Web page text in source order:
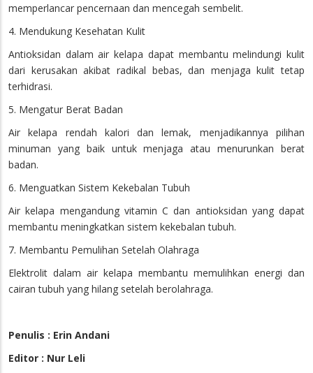
memperlancar pencernaan dan mencegah sembelit.
4. Mendukung Kesehatan Kulit
Antioksidan dalam air kelapa dapat membantu melindungi kulit
dari kerusakan akibat radikal bebas, dan menjaga kulit tetap
terhidrasi.
5. Mengatur Berat Badan
Air kelapa rendah kalori dan lemak, menjadikannya pilihan
minuman yang baik untuk menjaga atau menurunkan berat
badan.
6. Menguatkan Sistem Kekebalan Tubuh
Air kelapa mengandung vitamin C dan antioksidan yang dapat
membantu meningkatkan sistem kekebalan tubuh.
7. Membantu Pemulihan Setelah Olahraga
Elektrolit dalam air kelapa membantu memulihkan energi dan
cairan tubuh yang hilang setelah berolahraga.
Penulis : Erin Andani
Editor : Nur Leli